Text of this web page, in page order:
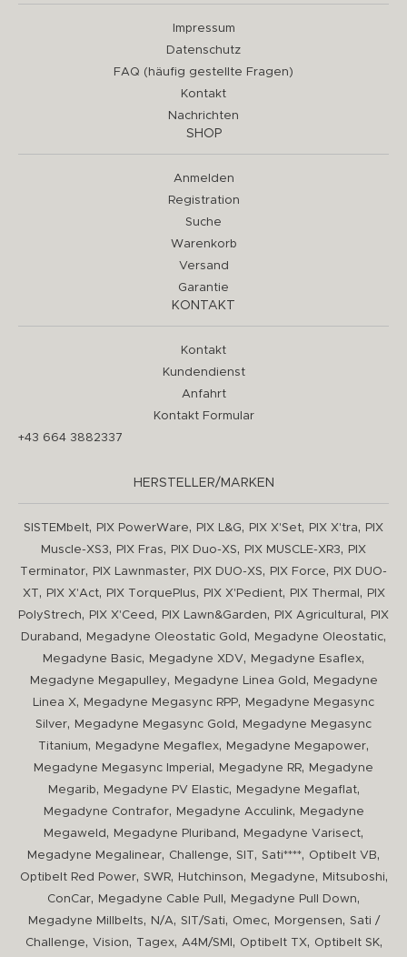
Impressum
Datenschutz
FAQ (häufig gestellte Fragen)
Kontakt
Nachrichten
SHOP
Anmelden
Registration
Suche
Warenkorb
Versand
Garantie
KONTAKT
Kontakt
Kundendienst
Anfahrt
Kontakt Formular
+43 664 3882337
HERSTELLER/MARKEN
SISTEMbelt, PIX PowerWare, PIX L&G, PIX X'Set, PIX X'tra,
PIX
Muscle-XS3, PIX Fras, PIX Duo-XS, PIX MUSCLE-XR3,
PIX
Terminator, PIX Lawnmaster, PIX DUO-XS, PIX Force,
PIX DUO-
XT, PIX X'Act, PIX TorquePlus, PIX X'Pedient, PIX Thermal ,
PIX
PolyStrech, PIX X'Ceed , PIX Lawn&Garden, PIX Agricultural ,
PIX
Duraband , Megadyne Oleostatic Gold , Megadyne Oleostatic,
Megadyne Basic, Megadyne XDV, Megadyne Esaflex,
Megadyne Megapulley, Megadyne Linea Gold ,
Megadyne
Linea X, Megadyne Megasync RPP,
Megadyne Megasync
Silver, Megadyne Megasync Gold ,
Megadyne Megasync
Titanium, Megadyne Megaflex, Megadyne Megapower,
Megadyne Megasync Imperial , Megadyne RR,
Megadyne
Megarib, Megadyne PV Elastic, Megadyne Megaflat,
Megadyne Contrafor, Megadyne Acculink,
Megadyne
Megaweld , Megadyne Pluriband , Megadyne Varisect,
Megadyne Megalinear, Challenge, SIT, Sati****, Optibelt VB,
Optibelt Red Power, SWR, Hutchinson, Megadyne, Mitsuboshi,
ConCar, Megadyne Cable Pull , Megadyne Pull Down,
Megadyne Millbelts, N/A, SIT/Sati, Omec, Morgensen, Sati /
Challenge, Vision, Tagex, A4M/SMI , Optibelt TX, Optibelt SK,